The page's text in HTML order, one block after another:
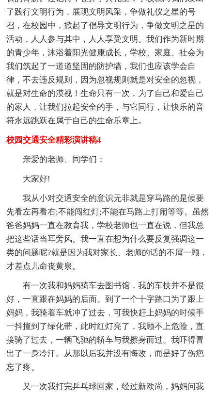
了践行文明行为，展现文明风采，争做礼仪之星的号
召，在校园中，掀起了倡导文明行为，争做文明之星的
活动，人人参与其中，人人享受文明。我们作为新时期
的青少年，沐浴着阳光健康成长，学校、家庭、社会为
我们筑起了一道道坚固的防护墙，我们也应该学会自
律，不去违反规则，因为忽视规则就是对安全的忽视，
就是对生命的漠视！生命只有一次，为了自己和爱自己
的家人，让我们拉起安全的手，与它同行，让快乐的音
符永远跳跃在属于自己的生命乐章上。
校园交通安全精彩演讲稿4
亲爱的老师、同学们：
大家好!
我从小对交通安全的意识无非就是穿马路的是候要
先看左再看右;不能闯红灯;不能在马路上打闹等等。虽然
爸爸妈妈一直在教育我，学校老师也一直在说，但我总
把这些话当耳旁风。我一直在想为什么要反复强调这一
类的问题呢?就是因为我对家长、老师的话的不屑一顾，
才差点儿命丧黄泉。
有一次我和妈妈骑车去图书馆，我的车技并不是很
好，一直跟在妈妈的后面。到了一个十字路口为了跟上
妈妈，我骑着车就冲了过去，可我快赶上妈妈的时候手
一抖撞到了绿化带，此时红灯亮了，我顾不上危险，直
接骑了过去，一辆飞驰的轿车与我擦身而过。我吓得冒
出了一身冷汗。从那以后我并没有悔改，而是好了伤疤
忘了疼。
又一次我打完乒乓球回家，经过新欧尚，妈妈问我